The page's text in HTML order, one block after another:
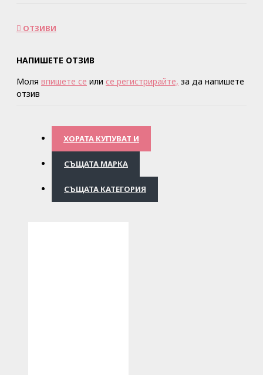
ОТЗИВИ
НАПИШЕТЕ ОТЗИВ
Моля впишете се или се регистрирайте, за да напишете
отзив
ХОРАТА КУПУВАТ И
СЪЩАТА МАРКА
СЪЩАТА КАТЕГОРИЯ